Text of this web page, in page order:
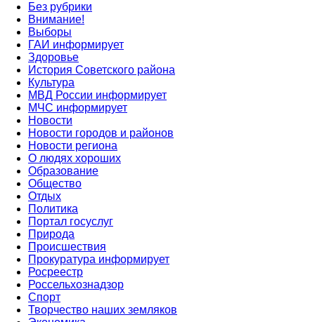
Без рубрики
Внимание!
Выборы
ГАИ информирует
Здоровье
История Советского района
Культура
МВД России информирует
МЧС информирует
Новости
Новости городов и районов
Новости региона
О людях хороших
Образование
Общество
Отдых
Политика
Портал госуслуг
Природа
Происшествия
Прокуратура информирует
Росреестр
Россельхознадзор
Спорт
Творчество наших земляков